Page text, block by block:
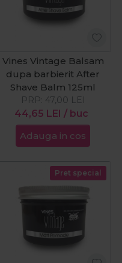
Vines Vintage Balsam
dupa barbierit After
Shave Balm 125ml
44,65 LEI / buc
PRP: 47,00 LEI
Adauga in cos
Pret special